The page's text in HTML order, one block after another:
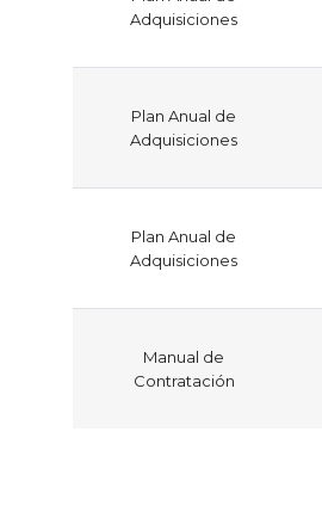
Adquisiciones
Plan Anual de
Adquisiciones
Plan Anual de
Adquisiciones
Manual de
Contratación